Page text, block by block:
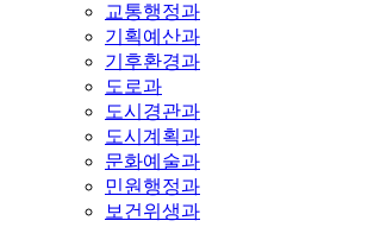
교통행정과
기획예산과
기후환경과
도로과
도시경관과
도시계획과
문화예술과
민원행정과
보건위생과